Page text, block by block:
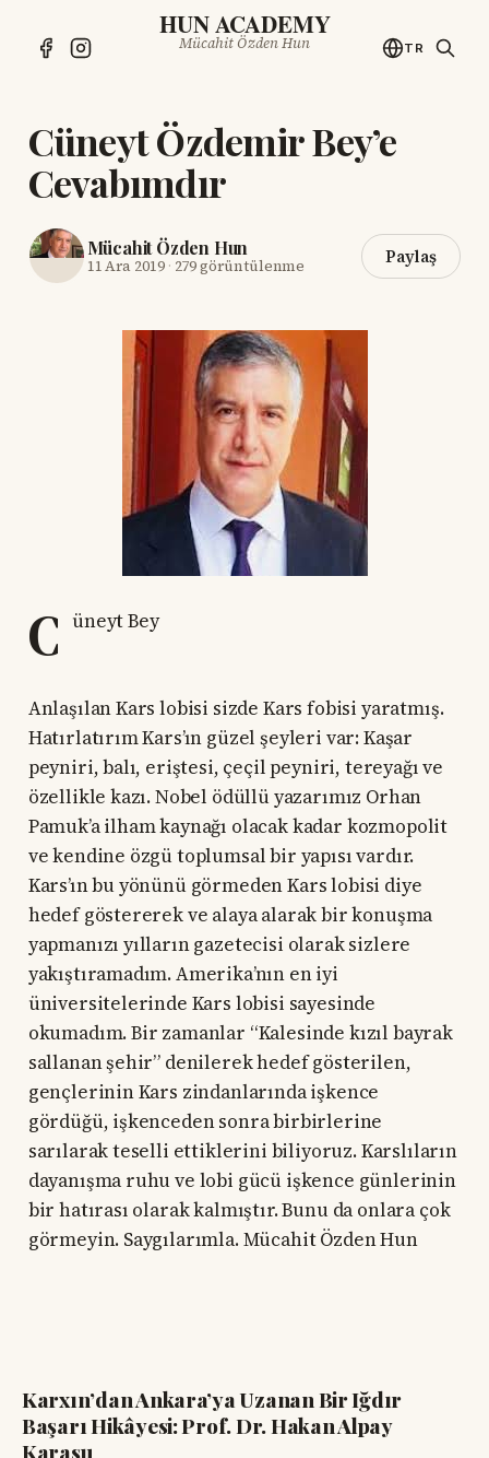
HUN ACADEMY
Mücahit Özden Hun TR
Cüneyt Özdemir Bey’e
Cevabımdır
Mücahit Özden Hun
11 Ara 2019· 279 görüntülenme Paylaş
C üneyt Bey
Anlaşılan Kars lobisi sizde Kars fobisi yaratmış.
Hatırlatırım Kars’ın güzel şeyleri var: Kaşar
peyniri, balı, eriştesi, çeçil peyniri, tereyağı ve
özellikle kazı. Nobel ödüllü yazarımız Orhan
Pamuk’a ilham kaynağı olacak kadar kozmopolit
ve kendine özgü toplumsal bir yapısı vardır.
Kars’ın bu yönünü görmeden Kars lobisi diye
hedef göstererek ve alaya alarak bir konuşma
yapmanızı yılların gazetecisi olarak sizlere
yakıştıramadım. Amerika’nın en iyi
üniversitelerinde Kars lobisi sayesinde
okumadım. Bir zamanlar “Kalesinde kızıl bayrak
sallanan şehir” denilerek hedef gösterilen,
gençlerinin Kars zindanlarında işkence
gördüğü, işkenceden sonra birbirlerine
sarılarak teselli ettiklerini biliyoruz. Karslıların
dayanışma ruhu ve lobi gücü işkence günlerinin
bir hatırası olarak kalmıştır. Bunu da onlara çok
görmeyin. Saygılarımla. Mücahit Özden Hun
Karxın’dan Ankara’ya Uzanan Bir Iğdır
Başarı Hikâyesi: Prof. Dr. Hakan Alpay
Karasu